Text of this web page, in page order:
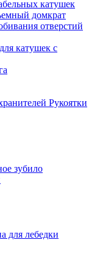
катушек
домкрат
отверстий
катушек с
Рукоятки
зубило
для лебедки